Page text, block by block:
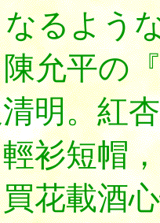
るよう
允平の
明。紅
帽，
花載酒